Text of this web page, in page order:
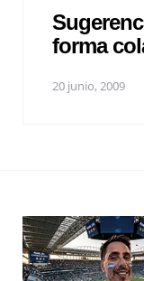
forma
20 junio, 2009